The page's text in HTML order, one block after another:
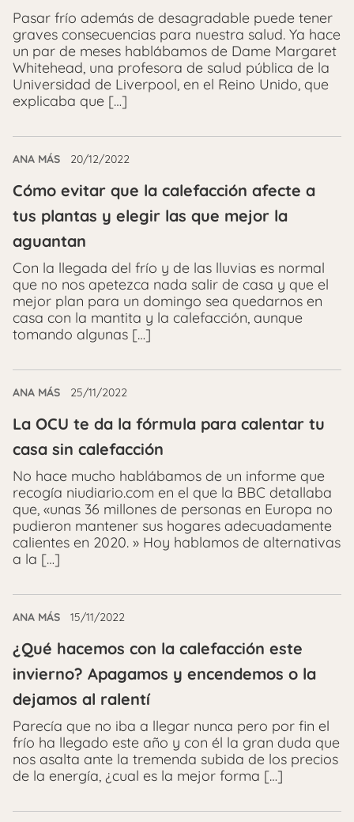
Pasar frío además de desagradable puede tener
graves consecuencias para nuestra salud. Ya hace
un par de meses hablábamos de Dame Margaret
Whitehead, una profesora de salud pública de la
Universidad de Liverpool, en el Reino Unido, que
explicaba que […]
ANA MÁS 20/12/2022
Cómo evitar que la calefacción afecte a
tus plantas y elegir las que mejor la
aguantan
Con la llegada del frío y de las lluvias es normal
que no nos apetezca nada salir de casa y que el
mejor plan para un domingo sea quedarnos en
casa con la mantita y la calefacción, aunque
tomando algunas […]
ANA MÁS 25/11/2022
La OCU te da la fórmula para calentar tu
casa sin calefacción
No hace mucho hablábamos de un informe que
recogía niudiario.com en el que la BBC detallaba
que, «unas 36 millones de personas en Europa no
pudieron mantener sus hogares adecuadamente
calientes en 2020. » Hoy hablamos de alternativas
a la […]
ANA MÁS 15/11/2022
¿Qué hacemos con la calefacción este
invierno? Apagamos y encendemos o la
dejamos al ralentí
Parecía que no iba a llegar nunca pero por fin el
frío ha llegado este año y con él la gran duda que
nos asalta ante la tremenda subida de los precios
de la energía, ¿cual es la mejor forma […]